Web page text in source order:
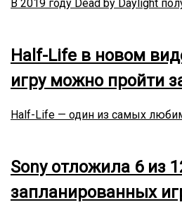
В 2019 году Dead by Daylight
Half-Life в новом
игру можно пройти
Half-Life — один из самых
Sony отложила 6 из
запланированных